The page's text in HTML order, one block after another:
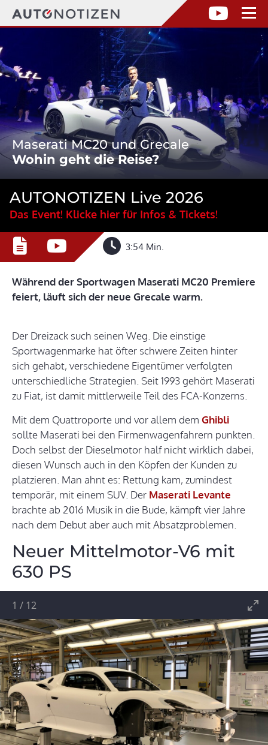
Maserati MC20 und Grecale
Wohin geht die Reise?
AUTONOTIZEN Live 2026
Das Event! Klicke hier für Infos & Tickets!
3:54 Min.
Während der Sportwagen Maserati MC20 Premiere
feiert, läuft sich der neue Grecale warm.
Der Dreizack such seinen Weg. Die einstige
Sportwagenmarke hat öfter schwere Zeiten hinter
sich gehabt, verschiedene Eigentümer verfolgten
unterschiedliche Strategien. Seit 1993 gehört Maserati
zu Fiat, ist damit mittlerweile Teil des FCA-Konzerns.
Mit dem Quattroporte und vor allem dem Ghibli
sollte Maserati bei den Firmenwagenfahrern punkten.
Doch selbst der Dieselmotor half nicht wirklich dabei,
diesen Wunsch auch in den Köpfen der Kunden zu
platzieren. Man ahnt es: Rettung kam, zumindest
temporär, mit einem SUV. Der Maserati Levante
brachte ab 2016 Musik in die Bude, kämpft vier Jahre
nach dem Debut aber auch mit Absatzproblemen.
Neuer Mittelmotor-V6 mit
630 PS
1 / 12